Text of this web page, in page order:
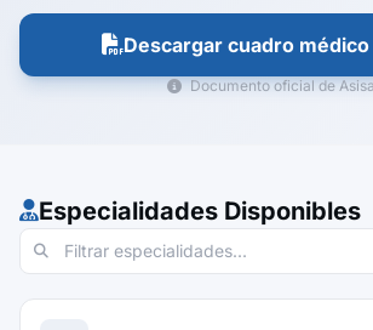
Descargar cuadro médico
Documento oficial de
Especialidades Disponibles